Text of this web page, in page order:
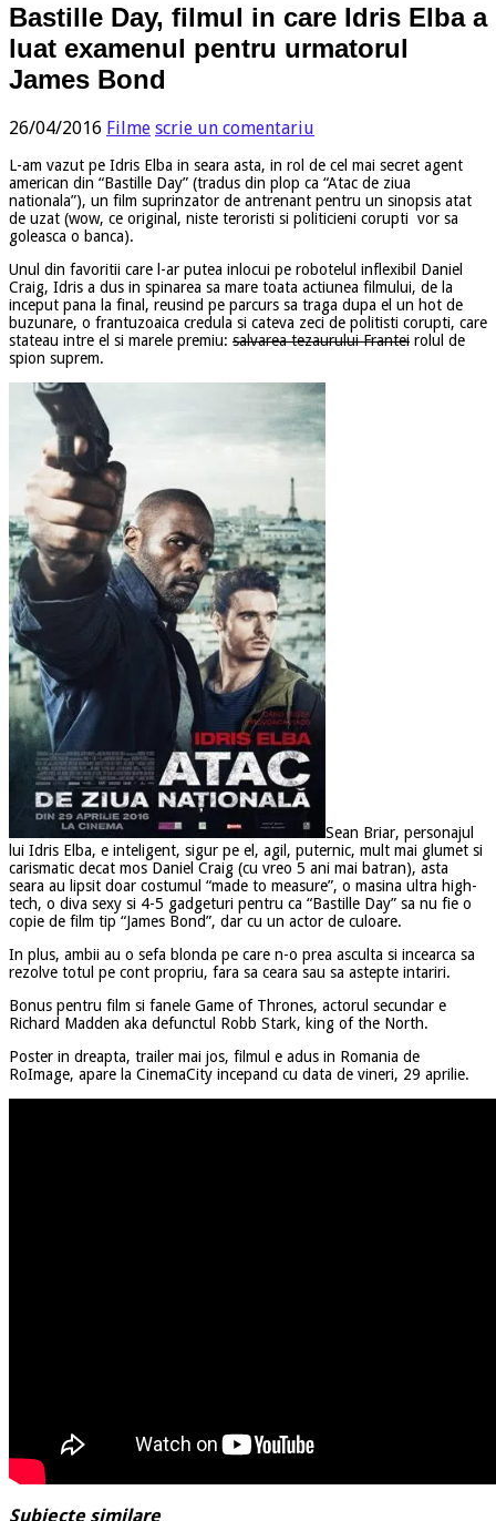
Bastille Day, filmul in care Idris Elba a
luat examenul pentru urmatorul
James Bond
26/04/2016 Filme scrie un comentariu
L-am vazut pe Idris Elba in seara asta, in rol de cel mai secret agent
american din “Bastille Day” (tradus din plop ca “Atac de ziua
nationala”), un film suprinzator de antrenant pentru un sinopsis atat
de uzat (wow, ce original, niste teroristi si politicieni corupti vor sa
goleasca o banca).
Unul din favoritii care l-ar putea inlocui pe robotelul inflexibil Daniel
Craig, Idris a dus in spinarea sa mare toata actiunea filmului, de la
inceput pana la final, reusind pe parcurs sa traga dupa el un hot de
buzunare, o frantuzoaica credula si cateva zeci de politisti corupti, care
stateau intre el si marele premiu: salvarea tezaurului Frantei rolul de
spion suprem.
Sean Briar, personajul
lui Idris Elba, e inteligent, sigur pe el, agil, puternic, mult mai glumet si
carismatic decat mos Daniel Craig (cu vreo 5 ani mai batran), asta
seara au lipsit doar costumul “made to measure”, o masina ultra high-
tech, o diva sexy si 4-5 gadgeturi pentru ca “Bastille Day” sa nu fie o
copie de film tip “James Bond”, dar cu un actor de culoare.
In plus, ambii au o sefa blonda pe care n-o prea asculta si incearca sa
rezolve totul pe cont propriu, fara sa ceara sau sa astepte intariri.
Bonus pentru film si fanele Game of Thrones, actorul secundar e
Richard Madden aka defunctul Robb Stark, king of the North.
Poster in dreapta, trailer mai jos, filmul e adus in Romania de
RoImage, apare la CinemaCity incepand cu data de vineri, 29 aprilie.
Subiecte similare